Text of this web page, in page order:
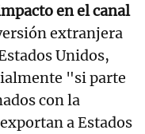
en el canal
extranjera
Unidos,
"si parte
con la
a Estados